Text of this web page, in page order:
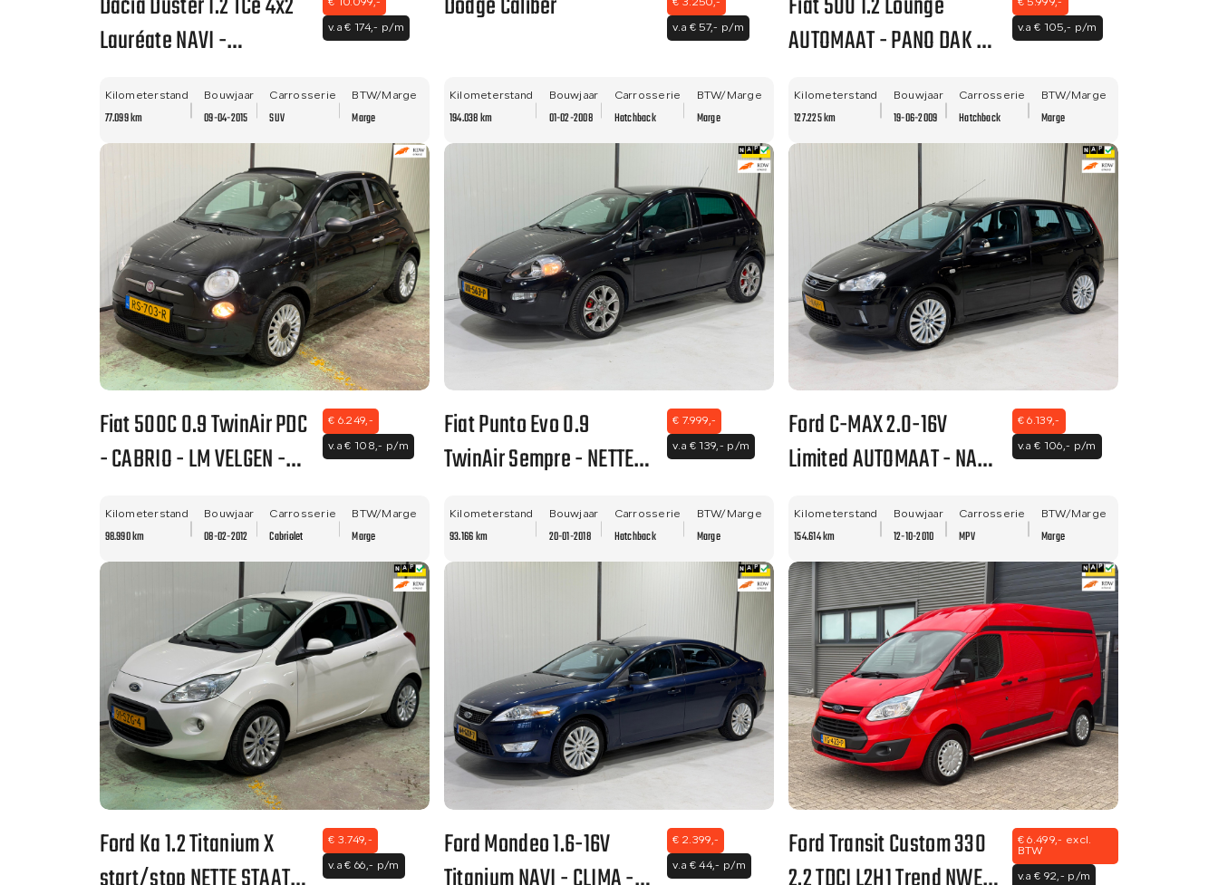
Lauréate NAVI -
- LM VELGEN!
€ 10.099,-
v.a € 174,- p/m
Kilometerstand
77.099 km
Bouwjaar
09-04-2015
Carrosserie
SUV
BTW/Marge
Marge
€ 3.250,-
v.a € 57,- p/m
Kilometerstand
194.038 km
Bouwjaar
01-02-2008
Carrosserie
Hatchback
BTW/Marge
Marge
AUTOMAAT - PANO DAK -
€ 5.999,-
v.a € 105,- p/m
Kilometerstand
127.225 km
Bouwjaar
19-06-2009
Carrosserie
Hatchback
BTW/Marge
Marge
Fiat 500C 0.9 TwinAir PDC
- CABRIO - LM VELGEN -
€ 6.249,-
v.a € 108,- p/m
Kilometerstand
98.990 km
Bouwjaar
08-02-2012
Carrosserie
Cabriolet
BTW/Marge
Marge
Fiat Punto Evo 0.9
TwinAir Sempre - NETTE
LM VELGEN - CLIMA!!
€ 7.999,-
v.a € 139,- p/m
Kilometerstand
93.166 km
Bouwjaar
20-01-2018
Carrosserie
Hatchback
BTW/Marge
Marge
Ford C-MAX 2.0-16V
Limited AUTOMAAT - NAVI
€ 6.139,-
v.a € 106,- p/m
Kilometerstand
154.614 km
Bouwjaar
12-10-2010
Carrosserie
MPV
BTW/Marge
Marge
Ford Ka 1.2 Titanium X
€ 3.749,-
v.a € 66,- p/m
Ford Mondeo 1.6-16V
€ 2.399,-
v.a € 44,- p/m
Ford Transit Custom 330
€ 6.499,- excl.
BTW
v.a € 92,- p/m